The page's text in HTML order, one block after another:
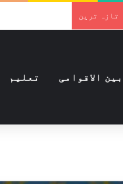
تازہ ترین
بین الاقوامی تعلیم